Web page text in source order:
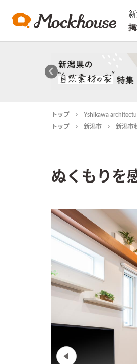
トップ Yshikawa
トップ
新潟市 新潟市
ぬくもりを